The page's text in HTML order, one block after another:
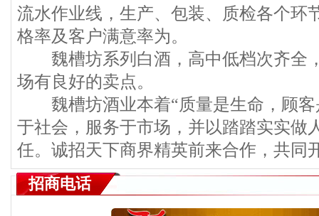
流水作业线，生产、包装、质检各个环
格率及客户满意率为。
魏槽坊系列白酒，高中低档次齐全
场有良好的卖点。
魏槽坊酒业本着“质量是生命，顾客
于社会，服务于市场，并以踏踏实实做
任。诚招天下商界精英前来合作，共同
招商电话